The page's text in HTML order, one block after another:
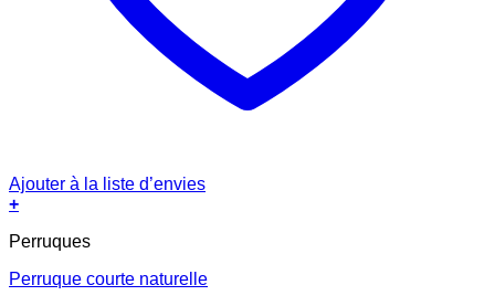
Ajouter à la liste d’envies
+
Perruques
Perruque courte naturelle